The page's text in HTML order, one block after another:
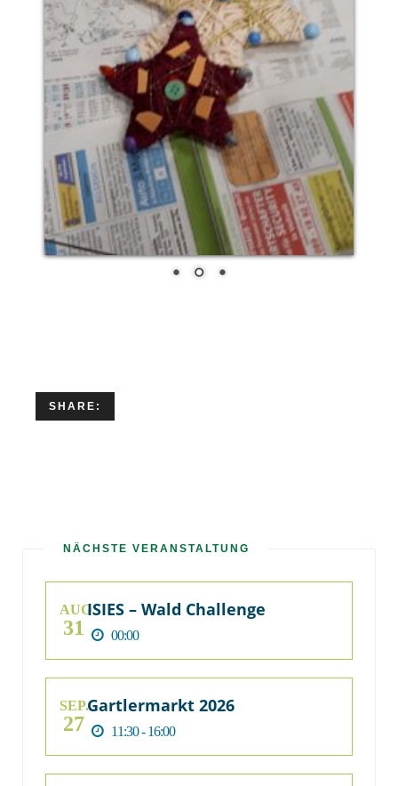
SHARE:
NÄCHSTE VERANSTALTUNG
AUG.
31
ISIES – Wald Challenge
00:00
SEP.
27
Gartlermarkt 2026
11:30 - 16:00